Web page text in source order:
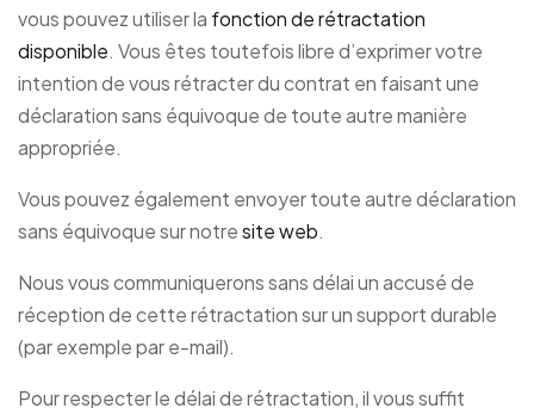
vous pouvez utiliser la fonction de rétractation
disponible. Vous êtes toutefois libre d’exprimer votre
intention de vous rétracter du contrat en faisant une
déclaration sans équivoque de toute autre manière
appropriée.
Vous pouvez également envoyer toute autre déclaration
sans équivoque sur notresite web.
Nous vous communiquerons sans délai un accusé de
réception de cette rétractation sur un support durable
(par exemple par e-mail).
Pour respecter le délai de rétractation, il vous suffit